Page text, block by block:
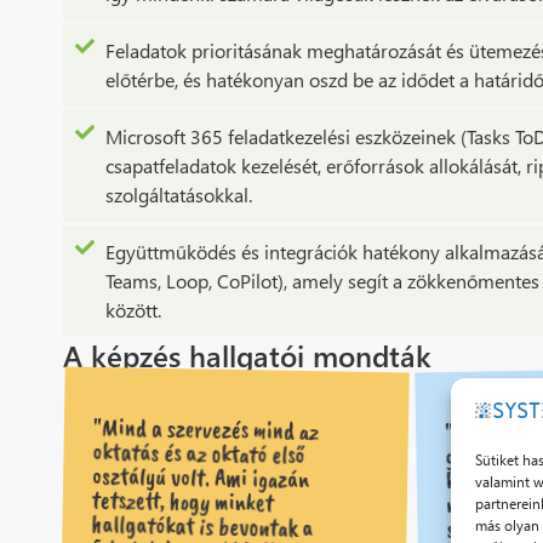
Sütiket
valamint
más
Feladatok prioritásának meghatározását és
előtérbe, és hatékonyan oszd be az idődet a
Microsoft 365 feladatkezelési eszközeinek (Tasks
csapatfeladatok kezelését, erőforrások allokálását,
szolgáltatásokkal.
Együttműködés és integrációk hatékony
Teams, Loop, CoPilot), amely segít a
között.
A képzés hallgatói mondták
"Mind a szervezés mind az
oktatás és az oktató első
osztályú volt. Ami igazán
tetszett, hogy minket
hallgatókat is bevontak a